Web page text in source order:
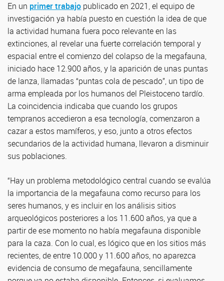
En un primer trabajo publicado en 2021, el equipo de
investigación ya había puesto en cuestión la idea de que
la actividad humana fuera poco relevante en las
extinciones, al revelar una fuerte correlación temporal y
espacial entre el comienzo del colapso de la megafauna,
iniciado hace 12.900 años, y la aparición de unas puntas
de lanza, llamadas “puntas cola de pescado”, un tipo de
arma empleada por los humanos del Pleistoceno tardío.
La coincidencia indicaba que cuando los grupos
tempranos accedieron a esa tecnología, comenzaron a
cazar a estos mamíferos, y eso, junto a otros efectos
secundarios de la actividad humana, llevaron a disminuir
sus poblaciones.
“Hay un problema metodológico central cuando se evalúa
la importancia de la megafauna como recurso para los
seres humanos, y es incluir en los análisis sitios
arqueológicos posteriores a los 11.600 años, ya que a
partir de ese momento no había megafauna disponible
para la caza. Con lo cual, es lógico que en los sitios más
recientes, de entre 10.000 y 11.600 años, no aparezca
evidencia de consumo de megafauna, sencillamente